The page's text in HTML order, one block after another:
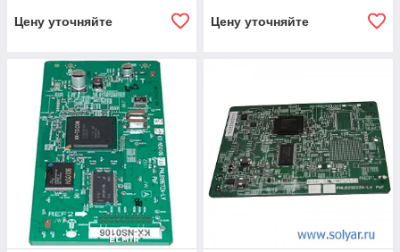
Цену уточняйте Цену уточняйте